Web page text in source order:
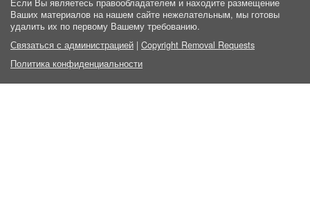
Если Вы являетесь правообладателем и находите размещение
Ваших материалов на нашем сайте нежелательным, мы готовы
удалить их по первому Вашему требованию.
Связаться с администрацией | Copyright Removal Requests
Политика конфиденциальности